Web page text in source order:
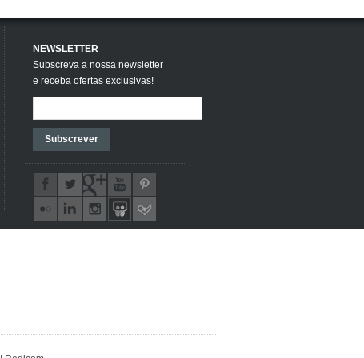
NEWSLETTER
Subscreva a nossa newsletter
e receba ofertas exclusivas!
Subscrever